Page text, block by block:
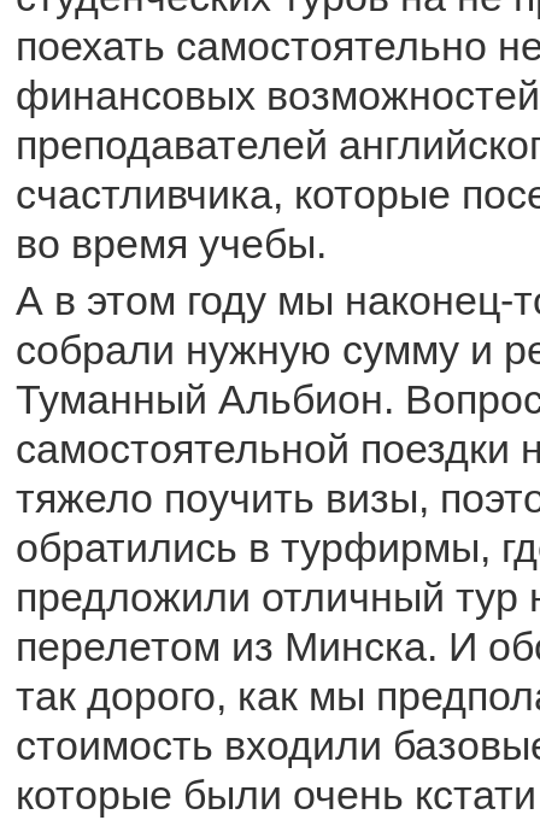
поехать самостоятельно
финансовых
преподавателей
счастливчика, которые
во время учебы.
А в этом году мы наконец-
собрали нужную сумму и
Туманный Альбион.
самостоятельной поездки
тяжело поучить визы,
обратились в турфирмы,
предложили отличный тур
перелетом из Минска. И
так дорого, как мы
стоимость входили
которые были очень